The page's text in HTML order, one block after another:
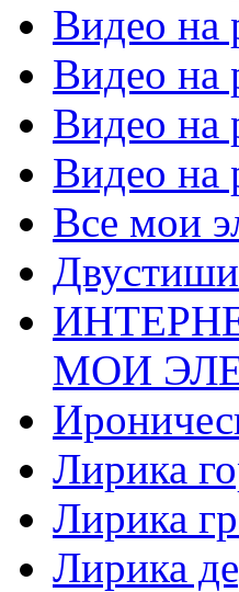
Видео на
Видео на
Видео на
Видео на
Все мои
МОИ
Лирика
Лирика
Лирика